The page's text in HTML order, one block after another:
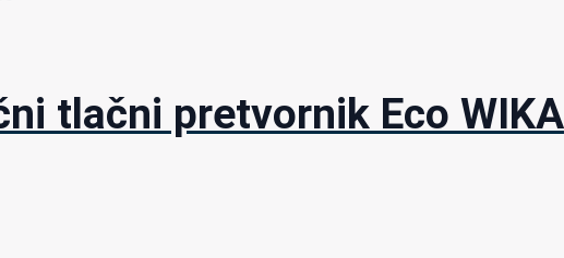
tlačni pretvornik Eco WIKA